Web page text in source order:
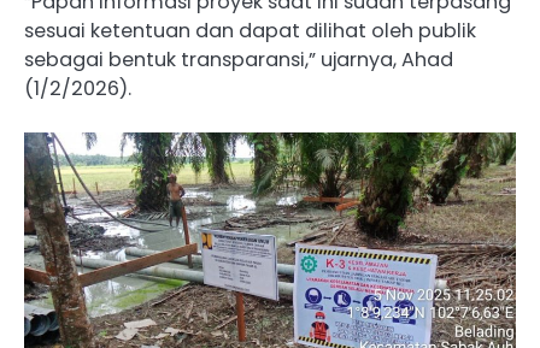
sesuai ketentuan dan dapat dilihat oleh publik
sebagai bentuk transparansi,” ujarnya, Ahad
(1/2/2026).